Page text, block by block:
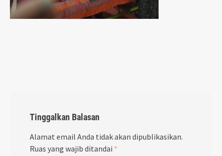
Tinggalkan Balasan
Alamat email Anda tidak akan dipublikasikan.
Ruas yang wajib ditandai *